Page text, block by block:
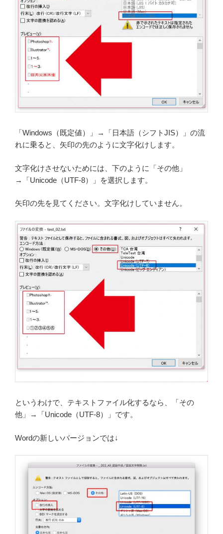
「Windows（既定値）」→「日本語（シフトJIS）」の流
れに乗ると、矢印の先のように文字化けします。
文字化けさせないためには、下のように「その他」
→「Unicode（UTF-8）」を選択します。
矢印の先を見てください。文字化けしていません。
というわけで、テキストファイル化するなら、「その
他」→「Unicode（UTF-8）」です。
Wordの新しいバージョンでは↓